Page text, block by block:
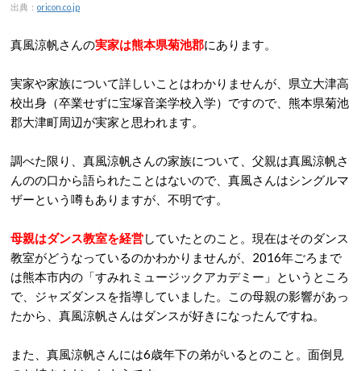
出典： oricon.co.jp
真風涼帆さんの実家は熊本県菊池郡にあります。
実家や家族について詳しいことはわかりませんが、県立大津高
校出身（卒業せずに宝塚音楽学校入学）ですので、熊本県菊池
郡大津町周辺が実家と思われます。
調べた限り、真風涼帆さんの家族について、父親は真風涼帆さ
んのの口から語られたことはないので、真風さんはシングルマ
ザーという噂もありますが、不明です。
母親はダンス教室を経営していたとのこと。現在はそのダンス
教室がどうなっているのかわかりませんが、2016年ごろまで
は熊本市内の「すみれミュージックアカデミー」というところ
で、ジャズダンスを指導していました。この母親の影響があっ
たから、真風涼帆さんはダンスが好きになったんですね。
また、真風涼帆さんには6歳年下の弟がいるとのこと。面倒見